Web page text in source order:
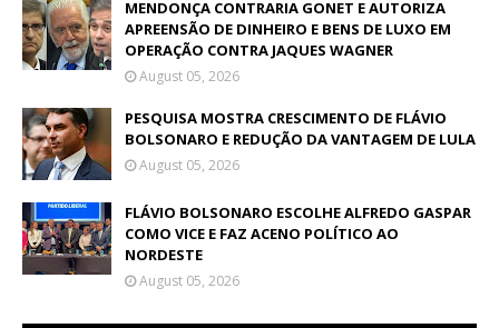
MENDONÇA CONTRARIA GONET E AUTORIZA
APREENSÃO DE DINHEIRO E BENS DE LUXO EM
OPERAÇÃO CONTRA JAQUES WAGNER
August 05, 2026
PESQUISA MOSTRA CRESCIMENTO DE FLÁVIO
BOLSONARO E REDUÇÃO DA VANTAGEM DE LULA
August 05, 2026
FLÁVIO BOLSONARO ESCOLHE ALFREDO GASPAR
COMO VICE E FAZ ACENO POLÍTICO AO
NORDESTE
August 05, 2026